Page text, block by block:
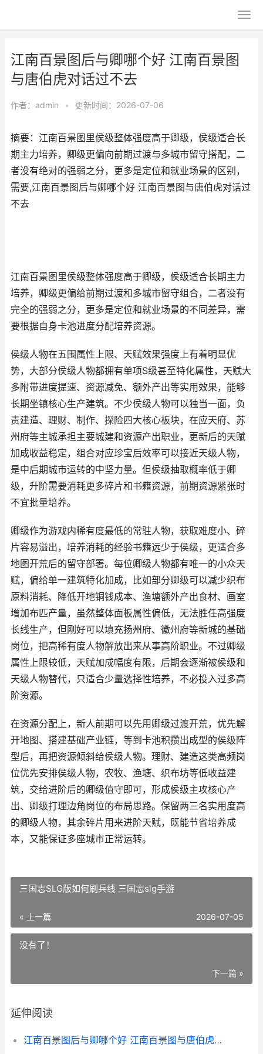
江南百景图后与卿哪个好 江南百景图
与唐伯虎对话过不去
作者： admin • 更新时间：2026-07-06
摘要：江南百景图里侯级整体强度高于卿级，侯级适合长
期主力培养，卿级更偏向前期过渡与多城市留守搭配，二
者没有绝对的强弱之分，更多是定位和就业场景的区别，
需要,江南百景图后与卿哪个好 江南百景图与唐伯虎对话过
不去
江南百景图里侯级整体强度高于卿级，侯级适合长期主力
培养，卿级更偏给前期过渡和多城市留守组合，二者没有
完全的强弱之分，更多是定位和就业场景的不同差异，需
要根据自身卡池进度分配培养资源。
侯级人物在五围属性上限、天赋效果强度上有着明显优
势，大部分侯级人物都拥有单项S级甚至特化属性，天赋大
多附带进度提速、资源减免、额外产出等实用效果，能够
长期坐镇核心生产建筑。不少侯级人物可以独当一面，负
责建造、理财、制作、探险四大核心板块，在应天府、苏
州府等主城承担主要城建和资源产出职业，更新后的天赋
加成收益稳定，组合对应珍宝后效率可以接近天级人物，
是中后期城市运转的中坚力量。但侯级抽取概率低于卿
级，升阶需要消耗更多碎片和书籍资源，前期资源紧张时
不宜批量培养。
卿级作为游戏内稀有度最低的常驻人物，获取难度小、碎
片容易溢出，培养消耗的经验书籍远少于侯级，更适合多
地图开荒后的留守部署。每位卿级人物都有唯一的小众天
赋，偏给单一建筑特化加成，比如部分卿级可以减少织布
原料消耗、降低开地铜钱成本、渔塘额外产出食材、画室
增加布匹产量，虽然整体面板属性偏低，无法胜任高强度
长线生产，但刚好可以填充扬州府、徽州府等新城的基础
岗位，把高稀有度人物解放出来从事高阶职业。不过卿级
属性上限较低，天赋加成幅度有限，后期会逐渐被侯级和
天级人物替代，只适合少量选择性培养，不必投入过多高
阶资源。
在资源分配上，新人前期可以先用卿级过渡开荒，优先解
开地图、搭建基础产业链，等到卡池积攒出成型的侯级阵
型后，再把资源倾斜给侯级人物。理财、建造这类高频岗
位优先安排侯级人物，农牧、渔塘、织布坊等低收益建
筑，交给进阶后的卿级值守即可，形成侯级主攻核心产
出、卿级打理边角岗位的布局思路。保留两三名实用度高
的卿级人物，其余碎片用来进阶天赋，既能节省培养成
本，又能保证多座城市正常运转。
三国志SLG版如何刷兵线 三国志slg手游
« 上一篇 2026-07-05
没有了！
下一篇 »
延伸阅读
江南百景图后与卿哪个好 江南百景图与唐伯虎对话过不去